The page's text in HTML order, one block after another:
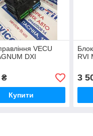
VECU
DXI
Купити
RVI
3